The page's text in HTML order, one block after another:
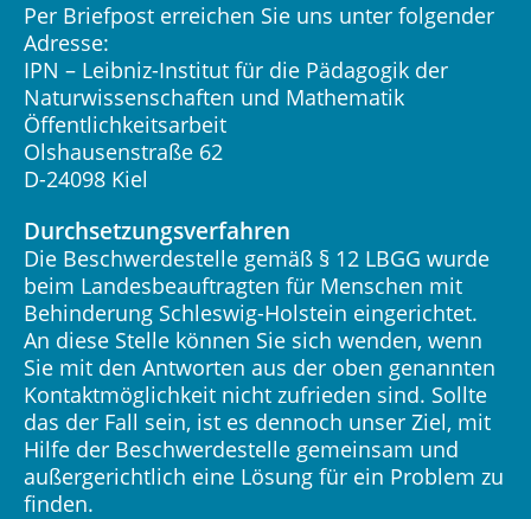
Per Briefpost erreichen Sie uns unter folgender
Adresse:
IPN – Leibniz-Institut für die Pädagogik der
Naturwissenschaften und Mathematik
Öffentlichkeitsarbeit
Olshausenstraße 62
D-24098 Kiel
Durchsetzungsverfahren
Die Beschwerdestelle gemäß § 12 LBGG wurde
beim Landesbeauftragten für Menschen mit
Behinderung Schleswig-Holstein eingerichtet.
An diese Stelle können Sie sich wenden, wenn
Sie mit den Antworten aus der oben genannten
Kontaktmöglichkeit nicht zufrieden sind. Sollte
das der Fall sein, ist es dennoch unser Ziel, mit
Hilfe der Beschwerdestelle gemeinsam und
außergerichtlich eine Lösung für ein Problem zu
finden.